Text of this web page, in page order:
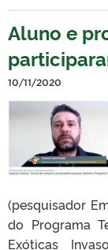
Aluno e
10/11/2020
(pesquisador
do Programa
Exóticas